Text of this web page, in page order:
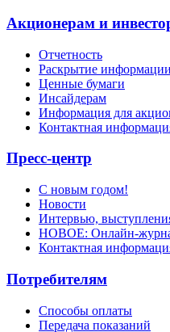
Акционерам и
Отчетность
Раскрытие информации
Ценные бумаги
Инсайдерам
Информация для
Контактная
Пресс-центр
С новым годом!
Новости
Интервью,
НОВОЕ: Онлайн-
Контактная
Потребителям
Способы оплаты
Передача показаний